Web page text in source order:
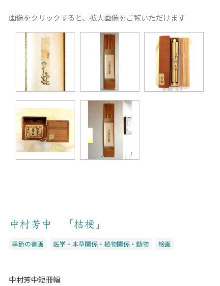
画像をクリックすると、拡大画像をご覧いただけます
中村芳中 「桔梗」
季節の書画 医学・本草関係・植物関係・動物 絵画
中村芳中短冊幅